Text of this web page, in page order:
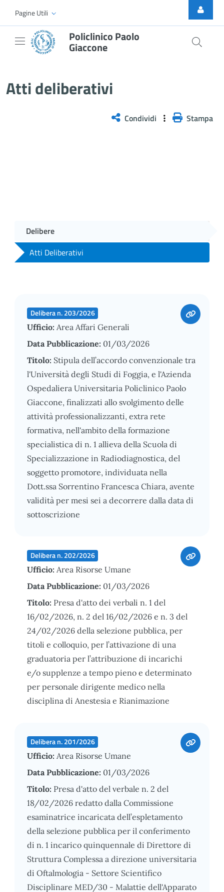
Skip to Main Content
Pagine Utili
Policlinico Paolo
Giaccone
Atti deliberativi
Condividi Stampa
Delibere
Atti Deliberativi
Delibera n. 203/2026
Ufficio: Area Affari Generali
Data Pubblicazione: 01/03/2026
Titolo: Stipula dell’accordo convenzionale tra
l'Università degli Studi di Foggia, e l'Azienda
Ospedaliera Universitaria Policlinico Paolo
Giaccone, finalizzati allo svolgimento delle
attività professionalizzanti, extra rete
formativa, nell'ambito della formazione
specialistica di n. 1 allieva della Scuola di
Specializzazione in Radiodiagnostica, del
soggetto promotore, individuata nella
Dott.ssa Sorrentino Francesca Chiara, avente
validità per mesi sei a decorrere dalla data di
sottoscrizione
Delibera n. 202/2026
Ufficio: Area Risorse Umane
Data Pubblicazione: 01/03/2026
Titolo: Presa d'atto dei verbali n. 1 del
16/02/2026, n. 2 del 16/02/2026 e n. 3 del
24/02/2026 della selezione pubblica, per
titoli e colloquio, per l’attivazione di una
graduatoria per l’attribuzione di incarichi
e/o supplenze a tempo pieno e determinato
per personale dirigente medico nella
disciplina di Anestesia e Rianimazione
Delibera n. 201/2026
Ufficio: Area Risorse Umane
Data Pubblicazione: 01/03/2026
Titolo: Presa d'atto del verbale n. 2 del
18/02/2026 redatto dalla Commissione
esaminatrice incaricata dell’espletamento
della selezione pubblica per il conferimento
di n. 1 incarico quinquennale di Direttore di
Struttura Complessa a direzione universitaria
di Oftalmologia - Settore Scientifico
Disciplinare MED/30 - Malattie dell'Apparato